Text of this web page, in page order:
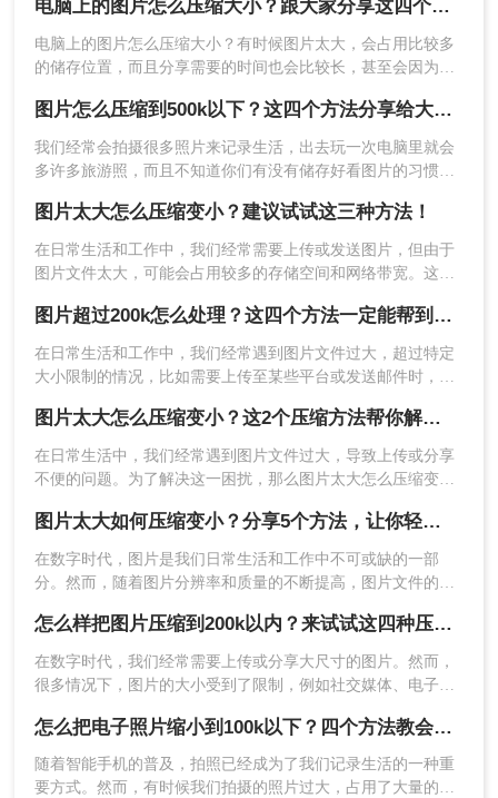
专业的图片编辑软件如Adobe Photoshop、
GIMP（开源免费）、Picasa等，不仅提供了丰富的
编辑功能，还内置了图片压缩工具。这些软件允许
果。下面以Photoshop为例。
操作如下：
1、打开PS软件，将图片拖拽进去。
式”随即弹出一个小窗口，输入数值，数字越小压缩
程度越大。
方法四：利用在线压缩工具
在线图片压缩工具因其便捷性而受到广泛欢迎。这
类工具通常无需安装，只需上传图片，选择压缩比
例或质量等级，即可快速获得压缩后的图片。下面
以下是使用“转转大师在线图片压缩”进行图片压缩
操作为例。
至关重要。那么图片太大怎么压缩变小呢？本文将为您提供四
种简单而有效的图片压缩方法，帮助您轻松解决文件过大的问
题。
电脑上的图片怎么压缩大小？跟大家分享这四个方法！
电脑上的图片怎么压缩大小？有时候图片太大，会占用比较多
的储存位置，而且分享需要的时间也会比较长，甚至会因为图
压缩图片，简单又快速！
图片怎么压缩到500k以下？这四个方法分享给大家！
我们经常会拍摄很多照片来记录生活，出去玩一次电脑里就会
多许多旅游照，而且不知道你们有没有储存好看图片的习惯
储空间造成很大的压力。我们借助软件将图片进行批量压缩，
就可以缓解电脑的内存压力，让它运行更加顺畅。那么你们知
道图片怎么压缩到500k以下吗？相信这篇文章可以给你一点参
图片太大怎么压缩变小？建议试试这三种方法！
​在日常生活和工作中，我们经常需要上传或发送图片，但由于
图片文件太大，可能会占用较多的存储空间和网络带宽。这
和存储。本文将介绍几种常见的图片太大怎么压缩变小方法，
并分析它们的优缺点。
图片超过200k怎么处理？这四个方法一定能帮到你！
在日常生活和工作中，我们经常遇到图片文件过大，超过特定
大小限制的情况，比如需要上传至某些平台或发送邮件时，图
那么图片超过200k怎么处理呢？本文将为您介绍四种有效的图
片压缩方法，帮助您轻松将超过200K的图片压缩至所需大小。
图片太大怎么压缩变小？这2个压缩方法帮你解决！
在日常生活中，我们经常遇到图片文件过大，导致上传或分享
不便的问题。为了解决这一困扰，那么图片太大怎么压缩变小
图片压缩。
图片太大如何压缩变小？分享5个方法，让你轻松调整图片大小
在数字时代，图片是我们日常生活和工作中不可或缺的一部
分。然而，随着图片分辨率和质量的不断提高，图片文件的大
此，了解图片太大如何压缩变小变得尤为重要。本文将详细介
绍几种图片压缩的方法，并给出一些实用的建议和注意事项。
怎么样把图片压缩到200k以内？来试试这四种压缩方法！
在数字时代，我们经常需要上传或分享大尺寸的图片。然而，
很多情况下，图片的大小受到了限制，例如社交媒体、电子邮
我们需要对图片进行压缩。那么怎么样把图片压缩到200k以内
呢？本文将为您提供四种简单而有效的图片压缩方法，帮助您
轻松地将图片压缩到200k以内。
怎么把电子照片缩小到100k以下？四个方法教会你！
随着智能手机的普及，拍照已经成为了我们记录生活的一种重
要方式。然而，有时候我们拍摄的照片过大，占用了大量的存